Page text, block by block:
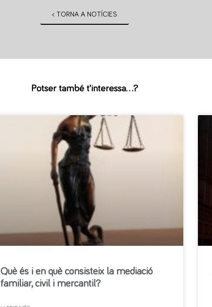
< TORNA A NOTÍCIES
Potser també t'interessa...?
Què és i en què consisteix la mediació
familiar, civil i mercantil?